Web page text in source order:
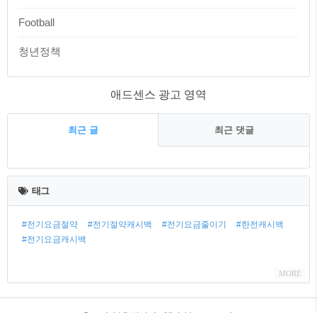
Football
청년정책
애드센스 광고 영역
최근 글 최근 댓글
최
근
글
태그
#전기요금절약 #전기절약캐시백 #전기요금줄이기
#한전캐시백
#전기요금캐시백
MORE